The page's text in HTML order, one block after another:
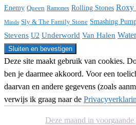
Enemy Queen Ramones Rolling Stones Roxy
Minds Sly & The Family Stone Smashing
Stevens U2 Underworld Van Halen
Deze site maakt gebruik van cookies.
ben je daarmee akkoord. Voor een
daarvan en andere gegevens (zoals
verwijs ik graag naar de
Deze maand in voorgaande